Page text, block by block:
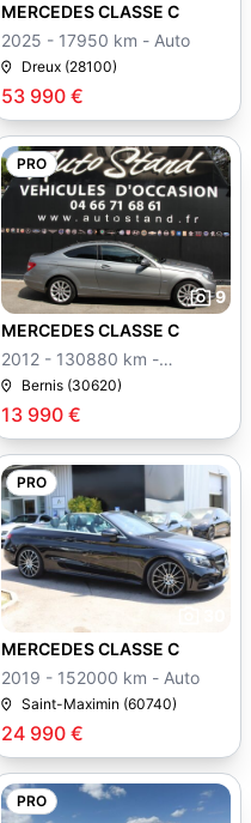
53 990 €
MERCEDES CLASSE C
2025 - 17950 km - Auto
Dreux (28100)
PRO
9
13 990 €
MERCEDES CLASSE C
2012 - 130880 km -
Manuelle
Bernis (30620)
PRO
24 990 €
MERCEDES CLASSE C
2019 - 152000 km - Auto
Saint-Maximin (60740)
PRO